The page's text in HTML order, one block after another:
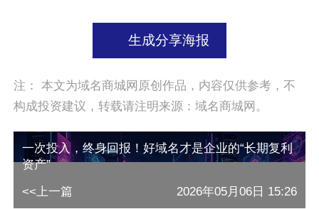
生成分享海报
注： 本文为域名商城网原创作品，内容仅供参考，不
构成投资建议，转载请注明来源：域名商城网。
一次投入，终身回报！好域名才是企业的“长期复利
资产”
<<上一篇
2026年05月06日 15:26